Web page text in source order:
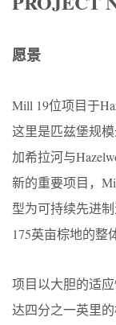
愿景
Mill 19位项目于
这里是匹兹堡规
加希拉河与
新的重要项目，
型为可持续先进
175英亩棕地的整
项目以大胆的适
达四分之一英里